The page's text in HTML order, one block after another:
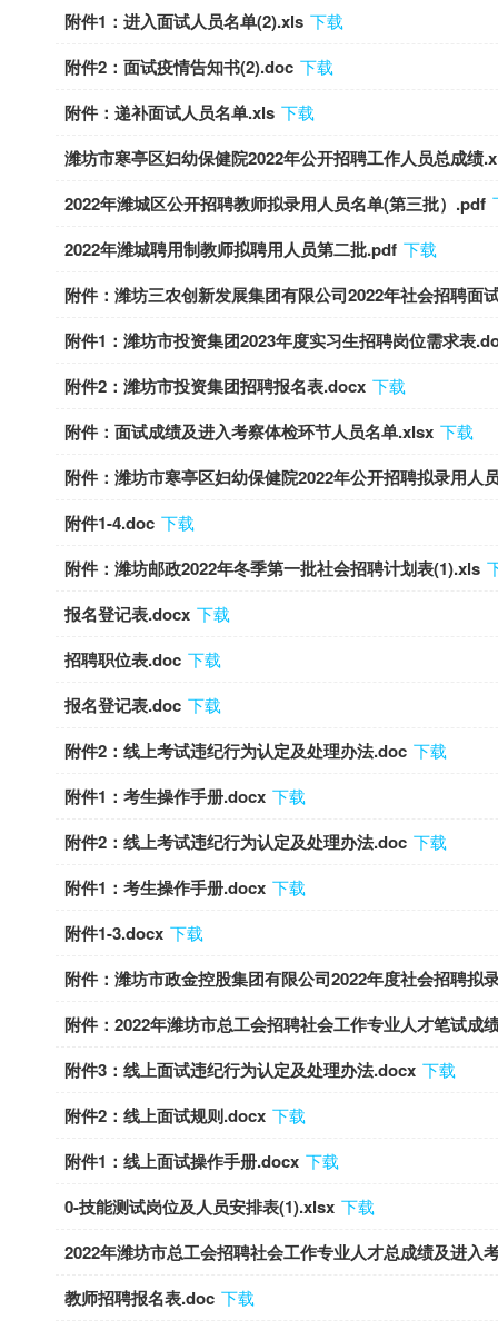
附件1：进入面试人员名单(2).xls 下载
附件2：面试疫情告知书(2).doc 下载
附件：递补面试人员名单.xls 下载
潍坊市寒亭区妇幼保健院2022年公开招聘工作人员总成绩
2022年潍城区公开招聘教师拟录用人员名单(第三批）.pdf
2022年潍城聘用制教师拟聘用人员第二批.pdf 下载
附件：潍坊三农创新发展集团有限公司2022年社会招聘面
附件1：潍坊市投资集团2023年度实习生招聘岗位需求表
附件2：潍坊市投资集团招聘报名表.docx 下载
附件：面试成绩及进入考察体检环节人员名单.xlsx 下载
附件：潍坊市寒亭区妇幼保健院2022年公开招聘拟录用人
附件1-4.doc 下载
附件：潍坊邮政2022年冬季第一批社会招聘计划表(1).xls
报名登记表.docx 下载
招聘职位表.doc 下载
报名登记表.doc 下载
附件2：线上考试违纪行为认定及处理办法.doc 下载
附件1：考生操作手册.docx 下载
附件2：线上考试违纪行为认定及处理办法.doc 下载
附件1：考生操作手册.docx 下载
附件1-3.docx 下载
附件：潍坊市政金控股集团有限公司2022年度社会招聘拟
附件：2022年潍坊市总工会招聘社会工作专业人才笔试成
附件3：线上面试违纪行为认定及处理办法.docx 下载
附件2：线上面试规则.docx 下载
附件1：线上面试操作手册.docx 下载
0-技能测试岗位及人员安排表(1).xlsx 下载
2022年潍坊市总工会招聘社会工作专业人才总成绩及进入
教师招聘报名表.doc 下载